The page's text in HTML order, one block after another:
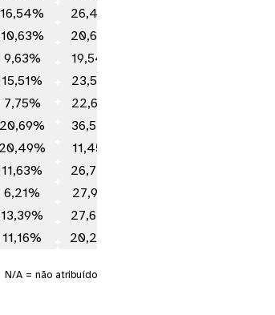
16,54%
10,63%
9,63%
15,51%
7,75%
20,69%
20,49%
11,63%
6,21%
13,39%
11,16%
26,47%
20,67%
19,54%
23,57%
22,61%
36,52%
11,45%
26,72%
27,91%
27,62%
20,22%
N/A = não atribuído